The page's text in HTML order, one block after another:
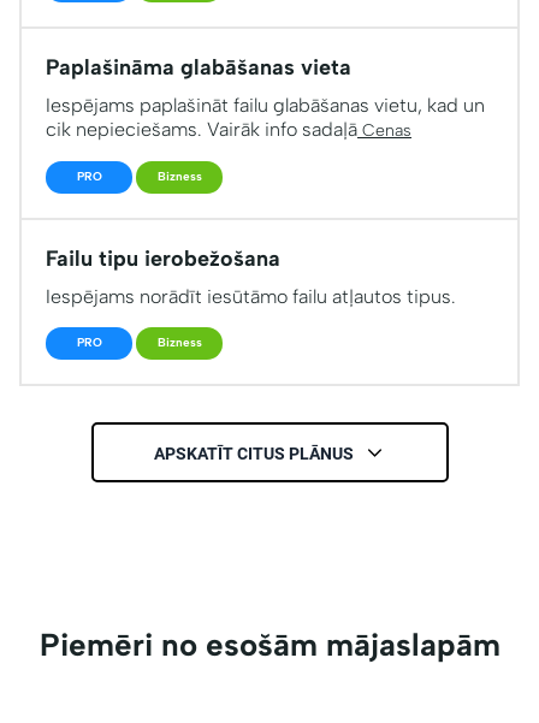
Paplašināma glabāšanas vieta
Iespējams paplašināt failu glabāšanas vietu, kad un
cik nepieciešams. Vairāk info sadaļā Cenas
PRO Bizness
Failu tipu ierobežošana
Iespējams norādīt iesūtāmo failu atļautos tipus.
PRO Bizness
APSKATĪT CITUS PLĀNUS
Piemēri no esošām mājaslapām